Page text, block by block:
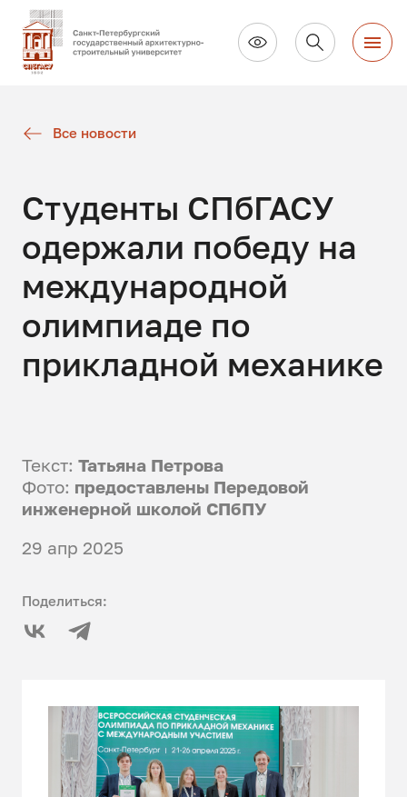
Все новости
Студенты СПбГАСУ
одержали победу на
международной
олимпиаде по
прикладной механике
Текст:Татьяна Петрова
Фото: предоставлены Передовой
инженерной школой СПбПУ
29 апр 2025
Поделиться: